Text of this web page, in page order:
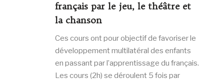
français par le jeu, le théâtre et
la chanson
Ces cours ont pour objectif de favoriser le
développement multilatéral des enfants
en passant par l’apprentissage du français.
Les cours (2h) se déroulent 5 fois par